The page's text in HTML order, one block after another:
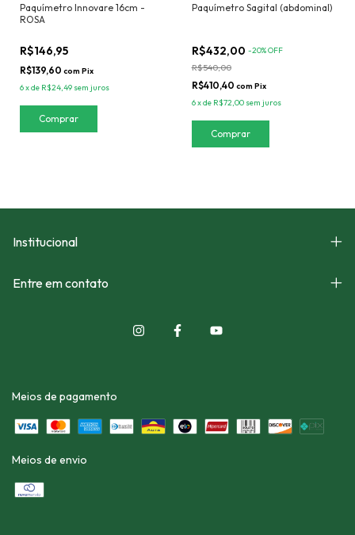
Paquímetro Innovare 16cm -
ROSA
R$146,95
R$139,60 com Pix
6xde R$24,49 sem juros
Paquímetro Sagital (abdominal)
R$432,00 -20%OFF
R$540,00
R$410,40 com Pix
6xde R$72,00 sem juros
Institucional
Entre em contato
Meios de pagamento
Meios de envio